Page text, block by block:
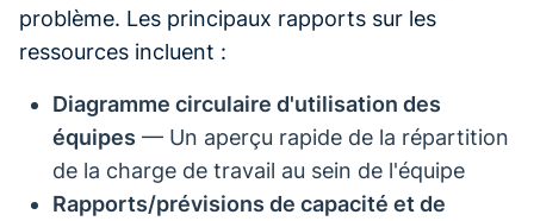
problème. Les principaux rapports sur les
ressources incluent :
Diagramme circulaire d'utilisation des
équipes — Un aperçu rapide de la répartition
de la charge de travail au sein de l'équipe
Rapports/prévisions de capacité et de